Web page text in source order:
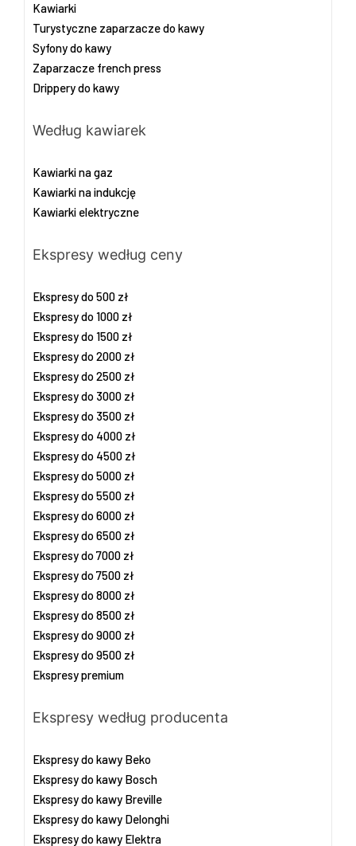
Kawiarki
Turystyczne zaparzacze do kawy
Syfony do kawy
Zaparzacze french press
Drippery do kawy
Według kawiarek
Kawiarki na gaz
Kawiarki na indukcję
Kawiarki elektryczne
Ekspresy według ceny
Ekspresy do 500 zł
Ekspresy do 1000 zł
Ekspresy do 1500 zł
Ekspresy do 2000 zł
Ekspresy do 2500 zł
Ekspresy do 3000 zł
Ekspresy do 3500 zł
Ekspresy do 4000 zł
Ekspresy do 4500 zł
Ekspresy do 5000 zł
Ekspresy do 5500 zł
Ekspresy do 6000 zł
Ekspresy do 6500 zł
Ekspresy do 7000 zł
Ekspresy do 7500 zł
Ekspresy do 8000 zł
Ekspresy do 8500 zł
Ekspresy do 9000 zł
Ekspresy do 9500 zł
Ekspresy premium
Ekspresy według producenta
Ekspresy do kawy Beko
Ekspresy do kawy Bosch
Ekspresy do kawy Breville
Ekspresy do kawy Delonghi
Ekspresy do kawy Elektra